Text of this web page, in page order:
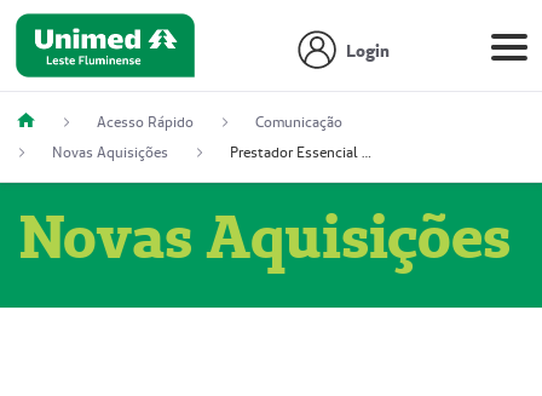
Login
Acesso Rápido
Comunicação
Novas Aquisições
Prestador Essencial Gestão em Saúde Ereli (51004354-7)
Novas Aquisições